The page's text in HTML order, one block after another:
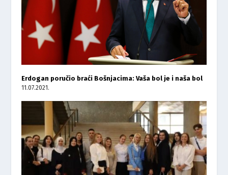
Erdogan poručio braći Bošnjacima: Vaša bol je i naša bol
11.07.2021.